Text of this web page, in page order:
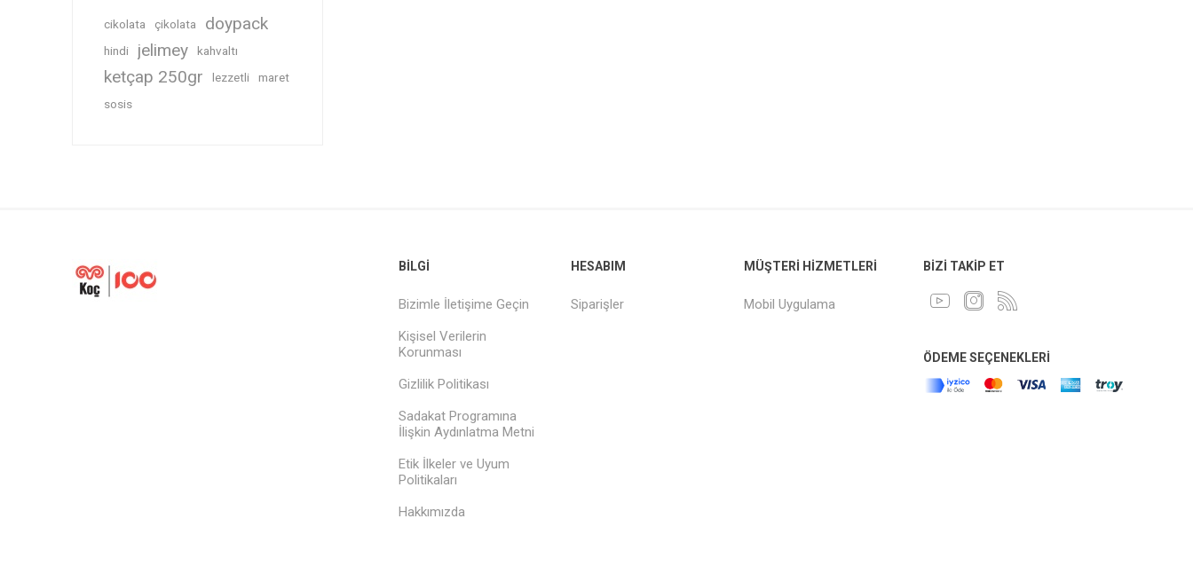
cikolata çikolata doypack
hindi jelimey kahvaltı
ketçap 250gr lezzetli
maret
sosis
BILGI
Bizimle İletişime Geçin
Kişisel Verilerin
Korunması
Gizlilik Politikası
Sadakat Programına
İlişkin Aydınlatma Metni
Etik İlkeler ve Uyum
Politikaları
Hakkımızda
HESABIM
Siparişler
MÜŞTERI HIZMETLERI
Mobil Uygulama
BIZI TAKIP ET
ÖDEME SEÇENEKLERI